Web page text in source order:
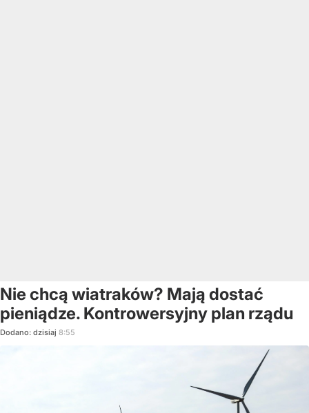
Nie chcą wiatraków? Mają dostać
pieniądze. Kontrowersyjny plan rządu
Dodano: dzisiaj 8:55